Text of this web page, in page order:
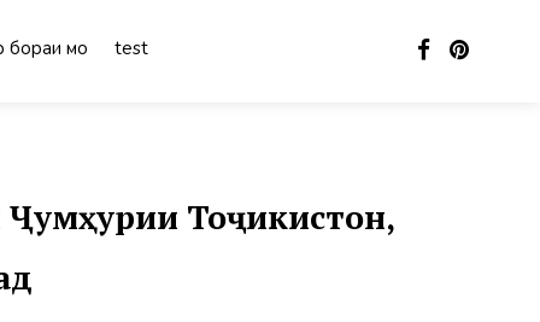
бораи мо test
Тоҷикистон,